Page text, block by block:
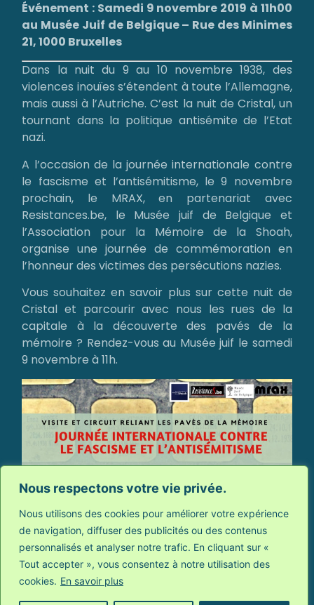
Nous respectons votre vie privée.
Nous utilisons des cookies pour améliorer votre expérience
de navigation, diffuser des publicités ou des contenus
personnalisés et analyser notre trafic. En cliquant sur «
Tout accepter », vous consentez à notre utilisation des
cookies. En savoir plus
Événement : Samedi 9 novembre 2019 à 11h00
au Musée Juif de Belgique – Rue des Minimes
21, 1000 Bruxelles
Dans la nuit du 9 au 10 novembre 1938, des
violences inouïes s’étendent à toute l’Allemagne,
mais aussi à l’Autriche. C’est la nuit de Cristal, un
tournant dans la politique antisémite de l’Etat
nazi.
A l’occasion de la journée internationale contre
le fascisme et l’antisémitisme, le 9 novembre
prochain, le MRAX, en partenariat avec
Resistances.be, le Musée juif de Belgique et
l’Association pour la Mémoire de la Shoah,
organise une journée de commémoration en
l’honneur des victimes des persécutions nazies.
Vous souhaitez en savoir plus sur cette nuit de
Cristal et parcourir avec nous les rues de la
capitale à la découverte des pavés de la
mémoire ? Rendez-vous au Musée juif le samedi
9 novembre à 11h.